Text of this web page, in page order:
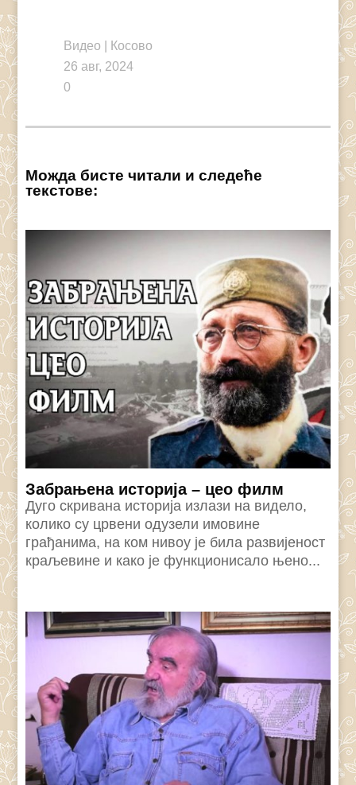
Видео
Косово
26 авг, 2024
0
Можда бисте читали и следеће
текстове:
Забрањена историја – цео филм
Дуго скривана историја излази на видело,
колико су црвени одузели имовине
грађанима, на ком нивоу је била развијеност
краљевине и како је функционисало њено...